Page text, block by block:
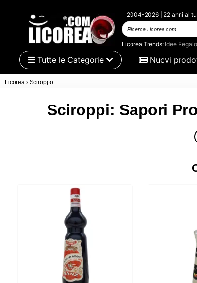
2004-2026 | 22 anni al
Ricerca
Licorea.com
Licorea Trends: Idee Regalo
Tutte le Categorie Nuovi
Licorea › Sciroppo
Sciroppi: Sapori